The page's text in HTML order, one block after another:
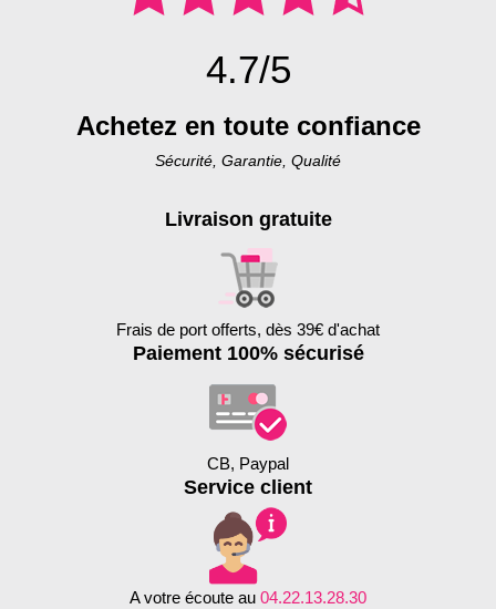
4.7/5
Achetez en toute confiance
Sécurité, Garantie, Qualité
Livraison gratuite
Frais de port offerts, dès 39€ d'achat
Paiement 100% sécurisé
CB, Paypal
Service client
A votre écoute au 04.22.13.28.30